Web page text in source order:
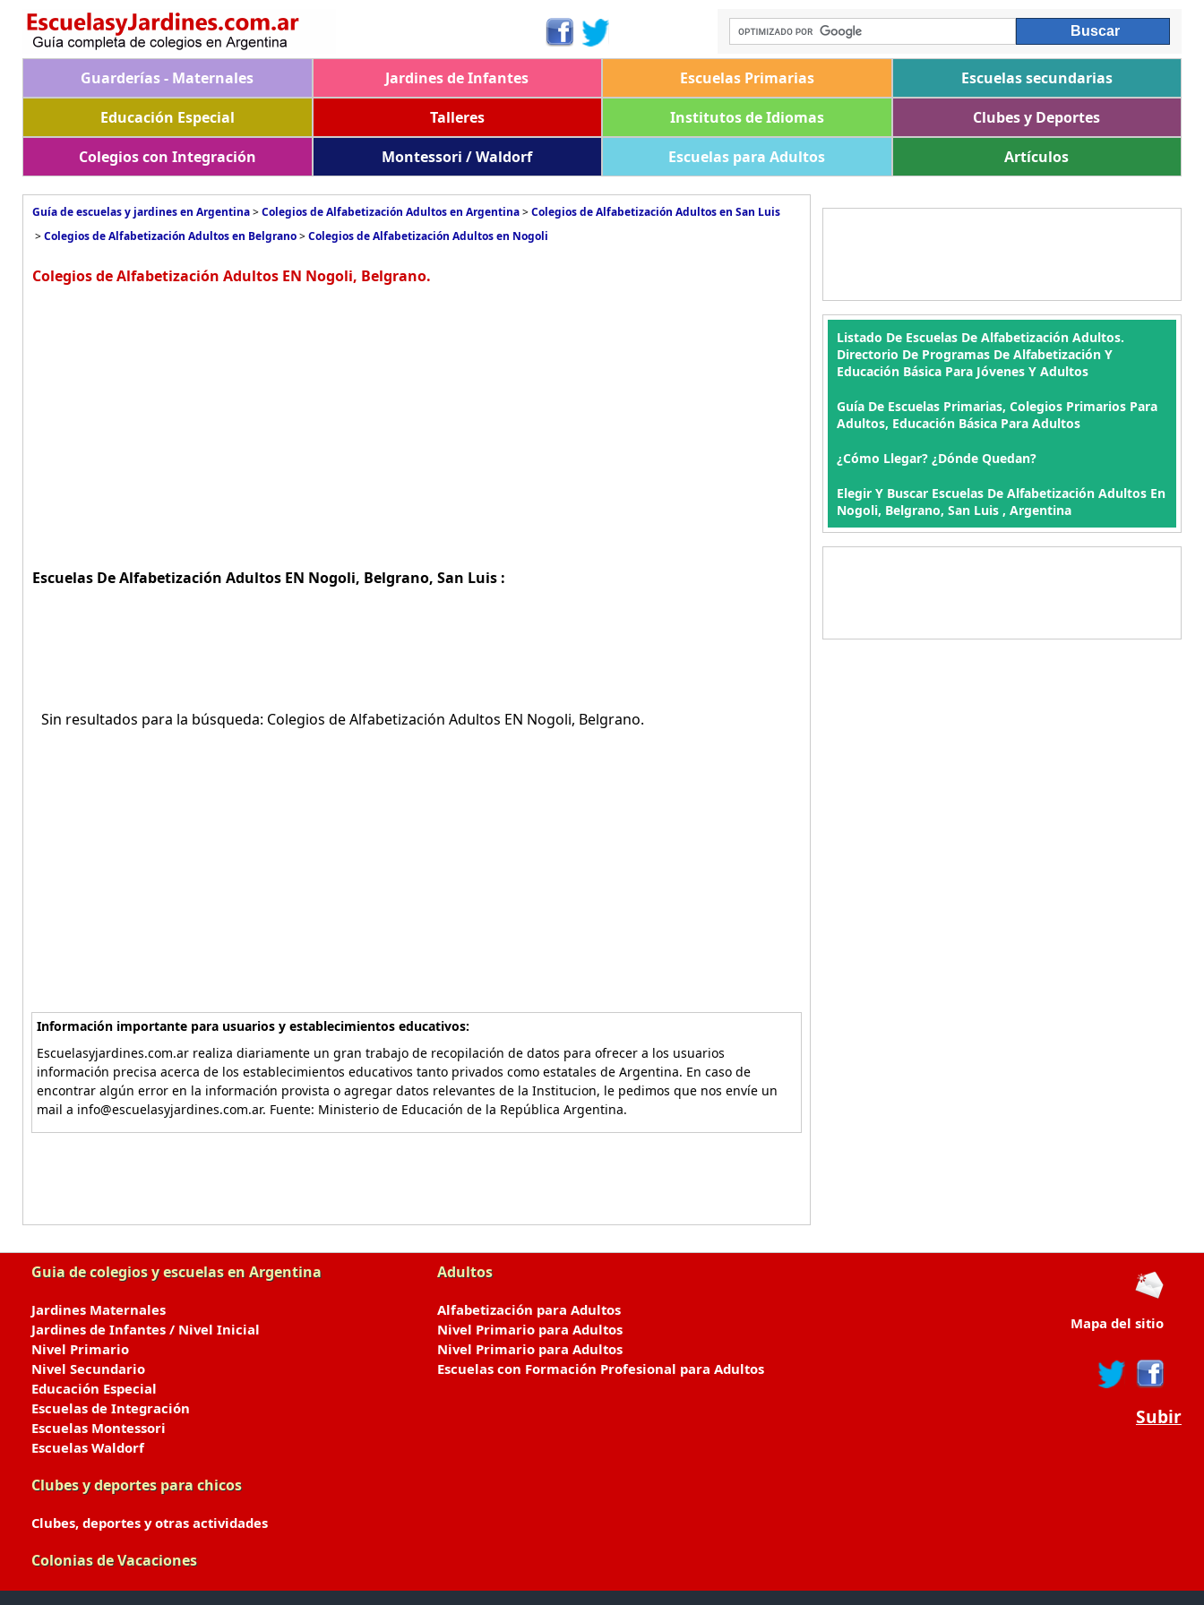
Guarderías - Maternales Jardines de Infantes Escuelas Primarias
Escuelas secundarias
Educación Especial
Talleres Institutos de Idiomas
Clubes y Deportes
Colegios con Integración
Montessori / Waldorf Escuelas para Adultos Artículos
Guía de escuelas y jardines en Argentina>Colegios de Alfabetización Adultos en Argentina>Colegios de Alfabetización Adultos en San Luis
>Colegios de Alfabetización Adultos en Belgrano>Colegios de Alfabetización Adultos en Nogoli
Colegios de Alfabetización Adultos EN Nogoli, Belgrano.
Escuelas De Alfabetización Adultos EN Nogoli, Belgrano, San Luis :
Sin resultados para la búsqueda: Colegios de Alfabetización Adultos EN Nogoli, Belgrano.
Información importante para usuarios y establecimientos educativos:
Escuelasyjardines.com.ar realiza diariamente un gran trabajo de recopilación de datos para ofrecer a los usuarios
información precisa acerca de los establecimientos educativos tanto privados como estatales de Argentina. En caso de
encontrar algún error en la información provista o agregar datos relevantes de la Institucion, le pedimos que nos envíe un
mail a info@escuelasyjardines.com.ar. Fuente: Ministerio de Educación de la República Argentina.
Listado De Escuelas De Alfabetización Adultos.
Directorio De Programas De Alfabetización Y
Educación Básica Para Jóvenes Y Adultos
Guía De Escuelas Primarias, Colegios Primarios Para
Adultos, Educación Básica Para Adultos
¿Cómo Llegar? ¿Dónde Quedan?
Elegir Y Buscar Escuelas De Alfabetización Adultos En
Nogoli, Belgrano, San Luis , Argentina
Guia de colegios y escuelas en Argentina
Jardines Maternales
Jardines de Infantes / Nivel Inicial
Nivel Primario
Nivel Secundario
Educación Especial
Escuelas de Integración
Escuelas Montessori
Escuelas Waldorf
Clubes y deportes para chicos
Clubes, deportes y otras actividades
Colonias de Vacaciones
Adultos
Alfabetización para Adultos
Nivel Primario para Adultos
Nivel Primario para Adultos
Escuelas con Formación Profesional para Adultos
Mapa del sitio
Subir